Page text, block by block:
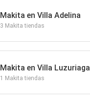
Makita en Villa Adelina
3 Makita tiendas
Makita en Villa Luzuriaga
1 Makita tiendas